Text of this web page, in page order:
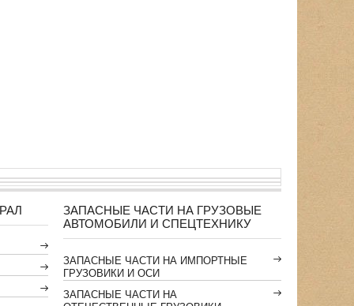
ЗАПАСНЫЕ ЧАСТИ НА ГРУЗОВЫЕ
АВТОМОБИЛИ И СПЕЦТЕХНИКУ
ЗАПАСНЫЕ ЧАСТИ НА ИМПОРТНЫЕ
ГРУЗОВИКИ И ОСИ
ЗАПАСНЫЕ ЧАСТИ НА